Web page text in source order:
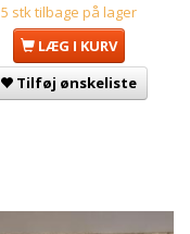
5 stk tilbage på lager
LÆG I KURV
Tilføj ønskeliste